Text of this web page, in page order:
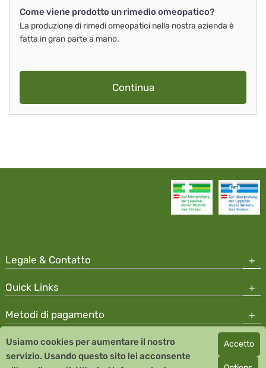
Come viene prodotto un rimedio omeopatico?
La produzione di rimedi omeopatici nella nostra azienda è
fatta in gran parte a mano.
Continua
Legale & Contatto
Quick Links
Metodi di pagamento
Copyright © 2026 Team Santé Salvator Apotheke
Remedia Homeopathy GmbH GMP certified pharmaceutical
Usiamo cookies per aumentare il nostro
servizio. Usando questo sito lei acconsente
Accetto